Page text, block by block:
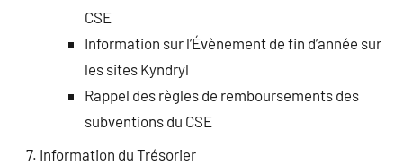
CSE
Information sur l’Évènement de fin d’année sur
les sites Kyndryl
Rappel des règles de remboursements des
subventions du CSE
Information du Trésorier